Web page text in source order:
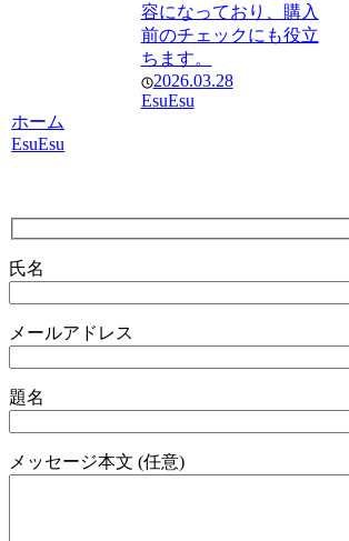
容になっており、購入
前のチェックにも役立
ちます。
2026.03.28
EsuEsu
ホーム
EsuEsu
氏名
メールアドレス
題名
メッセージ本文 (任意)